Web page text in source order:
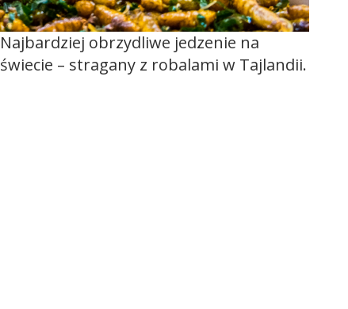
Najbardziej obrzydliwe jedzenie na
świecie – stragany z robalami w Tajlandii.